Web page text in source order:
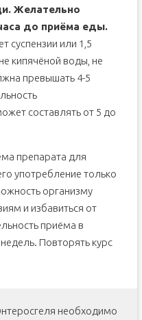
Желательно
до приёма еды.
суспензии или 1,5
кипячёной воды, не
превышать 4-5
составлять от 5 до
препарата для
употребление только
организму
и избавиться от
приёма в
Повторять курс
необходимо